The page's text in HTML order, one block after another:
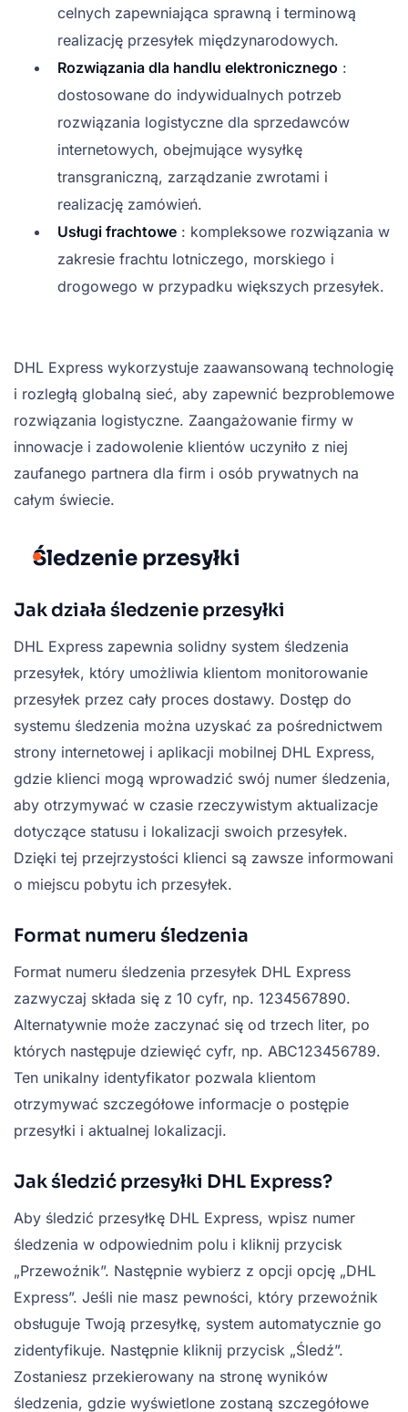
celnych zapewniająca sprawną i terminową
realizację przesyłek międzynarodowych.
Rozwiązania dla handlu elektronicznego :
dostosowane do indywidualnych potrzeb
rozwiązania logistyczne dla sprzedawców
internetowych, obejmujące wysyłkę
transgraniczną, zarządzanie zwrotami i
realizację zamówień.
Usługi frachtowe : kompleksowe rozwiązania w
zakresie frachtu lotniczego, morskiego i
drogowego w przypadku większych przesyłek.
DHL Express wykorzystuje zaawansowaną technologię
i rozległą globalną sieć, aby zapewnić bezproblemowe
rozwiązania logistyczne. Zaangażowanie firmy w
innowacje i zadowolenie klientów uczyniło z niej
zaufanego partnera dla firm i osób prywatnych na
całym świecie.
Śledzenie przesyłki
Jak działa śledzenie przesyłki
DHL Express zapewnia solidny system śledzenia
przesyłek, który umożliwia klientom monitorowanie
przesyłek przez cały proces dostawy. Dostęp do
systemu śledzenia można uzyskać za pośrednictwem
strony internetowej i aplikacji mobilnej DHL Express,
gdzie klienci mogą wprowadzić swój numer śledzenia,
aby otrzymywać w czasie rzeczywistym aktualizacje
dotyczące statusu i lokalizacji swoich przesyłek.
Dzięki tej przejrzystości klienci są zawsze informowani
o miejscu pobytu ich przesyłek.
Format numeru śledzenia
Format numeru śledzenia przesyłek DHL Express
zazwyczaj składa się z 10 cyfr, np. 1234567890.
Alternatywnie może zaczynać się od trzech liter, po
których następuje dziewięć cyfr, np. ABC123456789.
Ten unikalny identyfikator pozwala klientom
otrzymywać szczegółowe informacje o postępie
przesyłki i aktualnej lokalizacji.
Jak śledzić przesyłki DHL Express?
Aby śledzić przesyłkę DHL Express, wpisz numer
śledzenia w odpowiednim polu i kliknij przycisk
„Przewoźnik”. Następnie wybierz z opcji opcję „DHL
Express”. Jeśli nie masz pewności, który przewoźnik
obsługuje Twoją przesyłkę, system automatycznie go
zidentyfikuje. Następnie kliknij przycisk „Śledź”.
Zostaniesz przekierowany na stronę wyników
śledzenia, gdzie wyświetlone zostaną szczegółowe